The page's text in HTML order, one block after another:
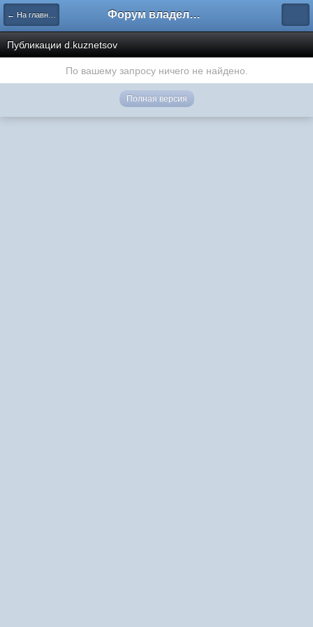
← На главную Форум владельцев интернет-магазинов
Публикации d.kuznetsov
По вашему запросу ничего не найдено.
Полная версия